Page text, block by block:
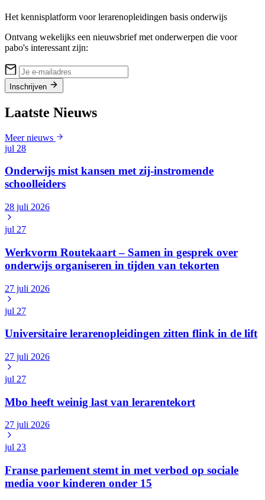
Het kennisplatform voor lerarenopleidingen basis onderwijs
Ontvang wekelijks een nieuwsbrief met onderwerpen die voor
pabo's interessant zijn:
Inschrijven
Laatste Nieuws
Meer nieuws
jul 28
Onderwijs mist kansen met zij-instromende
schoolleiders
28 juli 2026
jul 27
Werkvorm Routekaart – Samen in gesprek over
onderwijs organiseren in tijden van tekorten
27 juli 2026
jul 27
Universitaire lerarenopleidingen zitten flink in de lift
27 juli 2026
jul 27
Mbo heeft weinig last van lerarentekort
27 juli 2026
jul 23
Franse parlement stemt in met verbod op sociale
media voor kinderen onder 15